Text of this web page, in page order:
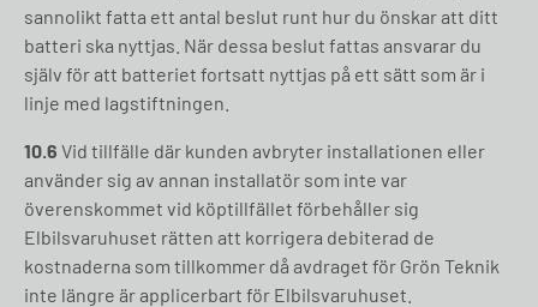
sannolikt fatta ett antal beslut runt hur du önskar att ditt
batteri ska nyttjas. När dessa beslut fattas ansvarar du
själv för att batteriet fortsatt nyttjas på ett sätt som är i
linje med lagstiftningen.
10.6 Vid tillfälle där kunden avbryter installationen eller
använder sig av annan installatör som inte var
överenskommet vid köptillfället förbehåller sig
Elbilsvaruhuset rätten att korrigera debiterad de
kostnaderna som tillkommer då avdraget för Grön Teknik
inte längre är applicerbart för Elbilsvaruhuset.